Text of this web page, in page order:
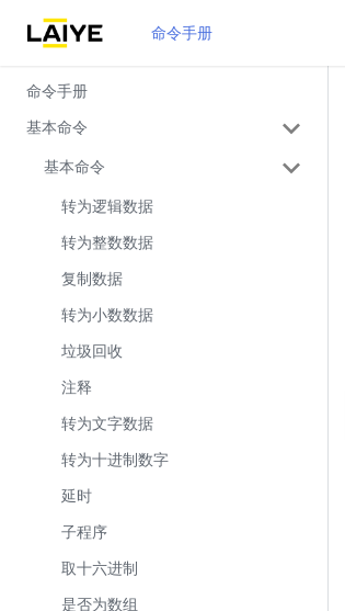
命令手册
命令手册
基本命令
基本命令
转为逻辑数据
转为整数数据
复制数据
转为小数数据
垃圾回收
注释
转为文字数据
转为十进制数字
延时
子程序
取十六进制
是否为数组